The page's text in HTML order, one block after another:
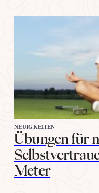
NEUIGKEITEN
Übungen für
Meter